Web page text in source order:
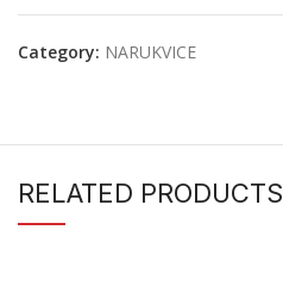
Category: NARUKVICE
RELATED PRODUCTS